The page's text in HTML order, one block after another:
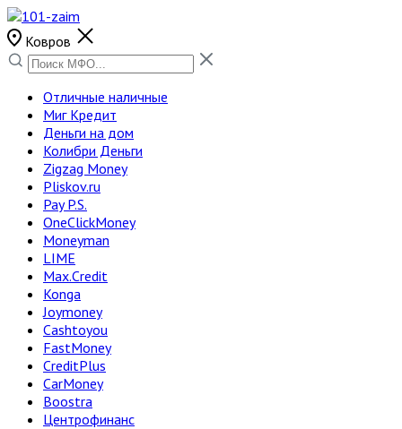
Ковров
Отличные наличные
Миг Кредит
Деньги на дом
Колибри Деньги
Zigzag Money
Pliskov.ru
Pay P.S.
OneClickMoney
Moneyman
LIME
Max.Credit
Konga
Joymoney
Cashtoyou
FastMoney
CreditPlus
CarMoney
Boostra
Центрофинанс